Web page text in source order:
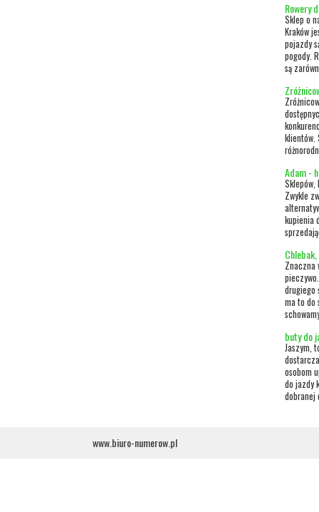
Rowery
Sklep o
Kraków
pojazdy
pogody.
są
klientów.
Adam -
Zwykle
kupienia
Znaczna
drugiego
ma to do
buty do
Jaszym,
osobom
do jazdy
dobranej
www.biuro-numerow.pl